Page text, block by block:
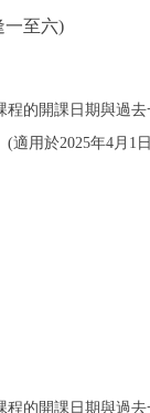
一至六)
程的開課日期與過去
適用於2025年4月1
程的開課日期與過去